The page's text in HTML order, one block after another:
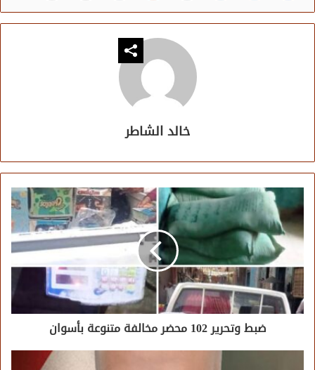
خالد الشاطر
ضبط وتحرير 102 محضر مخالفة متنوعة بأسوان